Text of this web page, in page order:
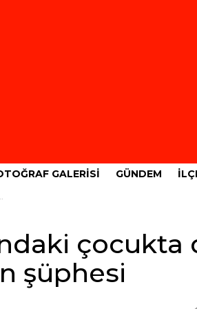
GALERISI GÜNDEM
çocukta
şüphesi